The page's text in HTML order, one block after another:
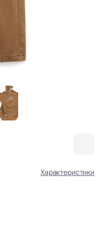
Характеристики